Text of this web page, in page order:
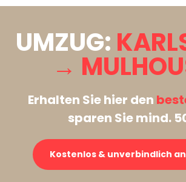
UMZUG:
→
Erhalten Sie hier den
sparen Sie mind.
Kostenlos & unverbindlich